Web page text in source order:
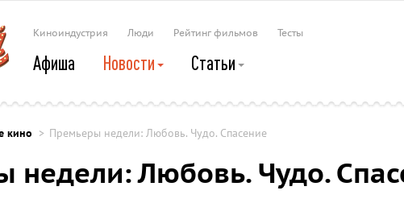
Киноиндустрия Люди Рейтинг фильмов Тесты
Афиша Новости Статьи
кино Премьеры недели: Любовь. Чудо. Спасение
недели: Любовь. Чудо.